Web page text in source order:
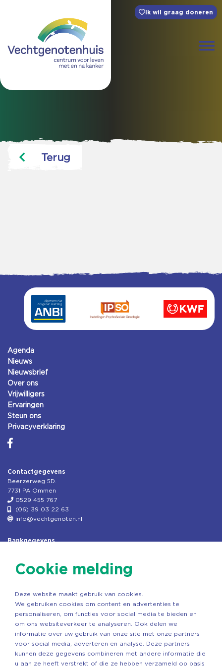
Ik wil graag doneren
Terug
Agenda
Nieuws
Nieuwsbrief
Over ons
Vrijwilligers
Ervaringen
Steun ons
Privacyverklaring
Contactgegevens
Beerzerweg 5D.
7731 PA Ommen
0529 455 767
(06) 39 03 22 63
info@vechtgenoten.nl
Bankgegevens
Rek.nr: NL85RABO0127579230
Copyright ©2026 Vechtgenoten
Cookie melding
Deze website maakt gebruik van cookies.
We gebruiken cookies om content en advertenties te
personaliseren, om functies voor social media te bieden en
om ons websiteverkeer te analyseren. Ook delen we
informatie over uw gebruik van onze site met onze partners
voor social media, adverteren en analyse. Deze partners
kunnen deze gegevens combineren met andere informatie die
u aan ze heeft verstrekt of die ze hebben verzameld op basis